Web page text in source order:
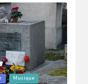
Musique